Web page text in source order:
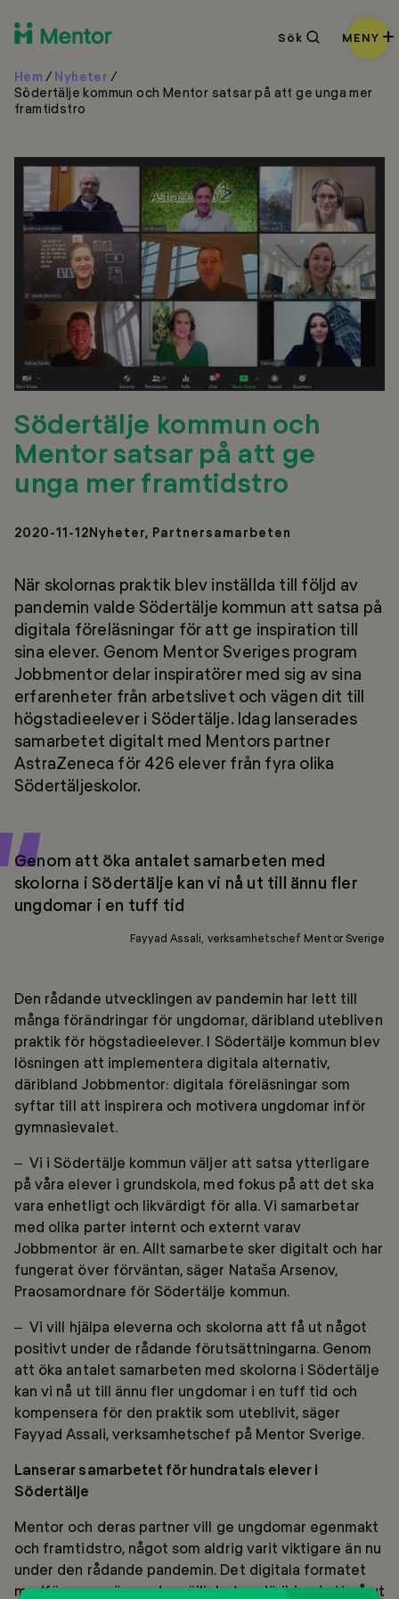
Sök Sök MENY
Hem /Nyheter /
Södertälje kommun och Mentor satsar på att ge unga mer
framtidstro
Södertälje kommun och
Mentor satsar på att ge
unga mer framtidstro
2020-11-12Nyheter, Partnersamarbeten
När skolornas praktik blev inställda till följd av
pandemin valde Södertälje kommun att satsa på
digitala föreläsningar för att ge inspiration till
sina elever. Genom Mentor Sveriges program
Jobbmentor delar inspiratörer med sig av sina
erfarenheter från arbetslivet och vägen dit till
högstadieelever i Södertälje. Idag lanserades
samarbetet digitalt med Mentors partner
AstraZeneca för 426 elever från fyra olika
Södertäljeskolor.
Genom att öka antalet samarbeten med
skolorna i Södertälje kan vi nå ut till ännu fler
ungdomar i en tuff tid
Fayyad Assali, verksamhetschef Mentor Sverige
Den rådande utvecklingen av pandemin har lett till
många förändringar för ungdomar, däribland utebliven
praktik för högstadieelever. I Södertälje kommun blev
lösningen att implementera digitala alternativ,
däribland Jobbmentor: digitala föreläsningar som
syftar till att inspirera och motivera ungdomar inför
gymnasievalet.
– Vi i Södertälje kommun väljer att satsa ytterligare
på våra elever i grundskola, med fokus på att det ska
vara enhetligt och likvärdigt för alla. Vi samarbetar
med olika parter internt och externt varav
Jobbmentor är en. Allt samarbete sker digitalt och har
fungerat över förväntan, säger Nataša Arsenov,
Praosamordnare för Södertälje kommun.
– Vi vill hjälpa eleverna och skolorna att få ut något
positivt under de rådande förutsättningarna. Genom
att öka antalet samarbeten med skolorna i Södertälje
kan vi nå ut till ännu fler ungdomar i en tuff tid och
kompensera för den praktik som uteblivit, säger
Fayyad Assali, verksamhetschef på Mentor Sverige.
Lanserar samarbetet för hundratals elever i
Södertälje
Mentor och deras partner vill ge ungdomar egenmakt
och framtidstro, något som aldrig varit viktigare än nu
under den rådande pandemin. Det digitala formatet
medför nya spännande möjligheter, däribland att nå ut